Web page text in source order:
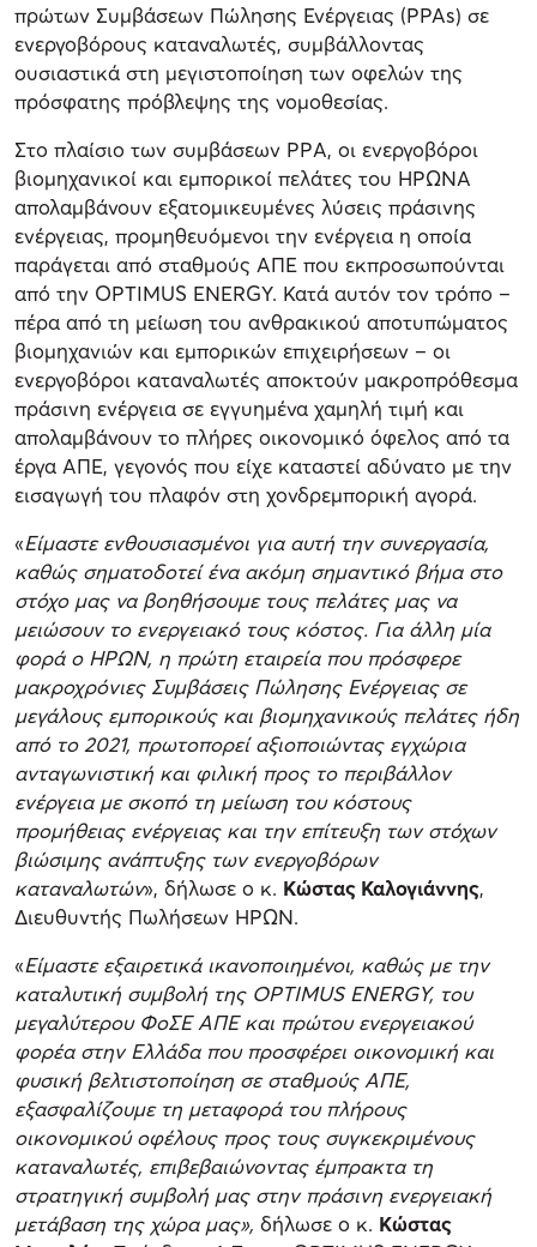
πρώτων Συμβάσεων Πώλησης Ενέργειας (PPAs) σε
ενεργοβόρους καταναλωτές, συμβάλλοντας
ουσιαστικά στη μεγιστοποίηση των οφελών της
πρόσφατης πρόβλεψης της νομοθεσίας.
Στο πλαίσιο των συμβάσεων PPΑ, οι ενεργοβόροι
βιομηχανικοί και εμπορικοί πελάτες τoυ ΗΡΩΝΑ
απολαμβάνουν εξατομικευμένες λύσεις πράσινης
ενέργειας, προμηθευόμενοι την ενέργεια η οποία
παράγεται από σταθμούς ΑΠΕ που εκπροσωπούνται
από την OPTIMUS ENERGY. Κατά αυτόν τον τρόπο –
πέρα από τη μείωση του ανθρακικού αποτυπώματος
βιομηχανιών και εμπορικών επιχειρήσεων – οι
ενεργοβόροι καταναλωτές αποκτούν μακροπρόθεσμα
πράσινη ενέργεια σε εγγυημένα χαμηλή τιμή και
απολαμβάνουν το πλήρες οικονομικό όφελος από τα
έργα ΑΠΕ, γεγονός που είχε καταστεί αδύνατο με την
εισαγωγή του πλαφόν στη χονδρεμπορική αγορά.
«Είμαστε ενθουσιασμένοι για αυτή την συνεργασία,
καθώς σηματοδοτεί ένα ακόμη σημαντικό βήμα στο
στόχο μας να βοηθήσουμε τους πελάτες μας να
μειώσουν το ενεργειακό τους κόστος. Για άλλη μία
φορά ο ΗΡΩΝ, η πρώτη εταιρεία που πρόσφερε
μακροχρόνιες Συμβάσεις Πώλησης Ενέργειας σε
μεγάλους εμπορικούς και βιομηχανικούς πελάτες ήδη
από το 2021, πρωτοπορεί αξιοποιώντας εγχώρια
ανταγωνιστική και φιλική προς το περιβάλλον
ενέργεια με σκοπό τη μείωση του κόστους
προμήθειας ενέργειας και την επίτευξη των στόχων
βιώσιμης ανάπτυξης των ενεργοβόρων
καταναλωτών», δήλωσε ο κ. Κώστας Καλογιάννης,
Διευθυντής Πωλήσεων ΗΡΩΝ.
«Είμαστε εξαιρετικά ικανοποιημένοι, καθώς με την
καταλυτική συμβολή της OPTIMUS ENERGY, του
μεγαλύτερου ΦοΣΕ ΑΠΕ και πρώτου ενεργειακού
φορέα στην Ελλάδα που προσφέρει οικονομική και
φυσική βελτιστοποίηση σε σταθμούς ΑΠΕ,
εξασφαλίζουμε τη μεταφορά του πλήρους
οικονομικού οφέλους προς τους συγκεκριμένους
καταναλωτές, επιβεβαιώνοντας έμπρακτα τη
στρατηγική συμβολή μας στην πράσινη ενεργειακή
μετάβαση της χώρα μας», δήλωσε ο κ. Κώστας